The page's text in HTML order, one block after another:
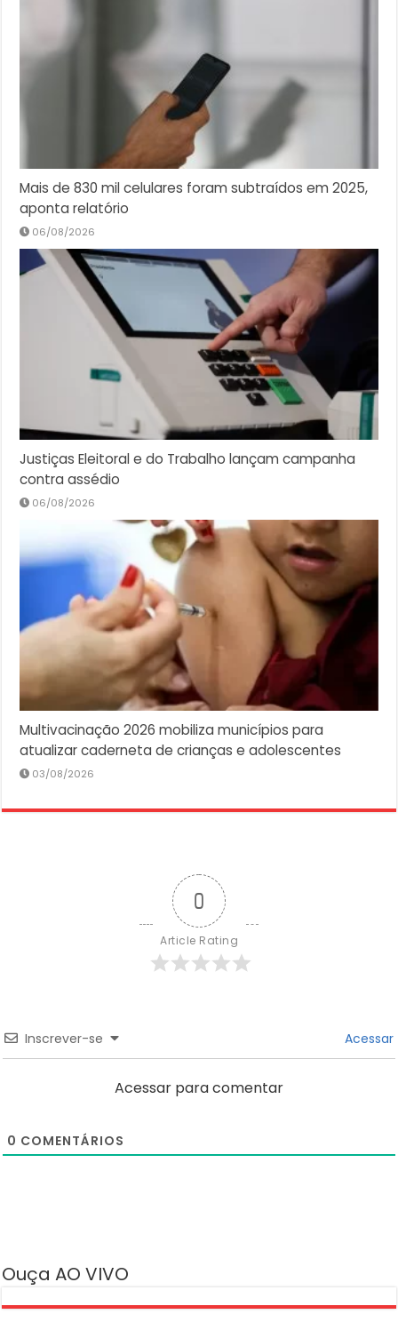
Mais de 830 mil celulares foram subtraídos em 2025,
aponta relatório
06/08/2026
Justiças Eleitoral e do Trabalho lançam campanha
contra assédio
06/08/2026
Multivacinação 2026 mobiliza municípios para
atualizar caderneta de crianças e adolescentes
03/08/2026
0
Article Rating
Inscrever-se Acessar
Acessar para comentar
0 COMENTÁRIOS
Ouça AO VIVO